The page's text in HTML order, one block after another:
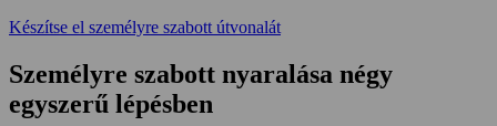
Készítse el személyre szabott útvonalát
Személyre szabott nyaralása négy
egyszerű lépésben